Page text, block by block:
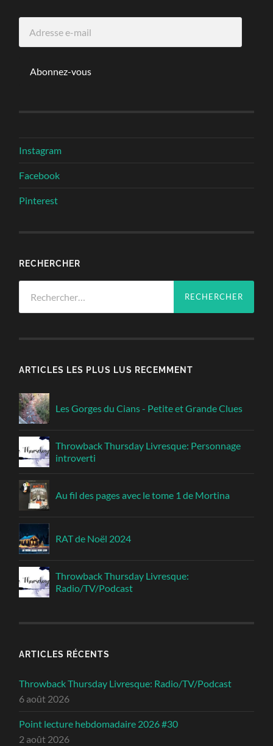
Abonnez-vous
Instagram
Facebook
Pinterest
RECHERCHER
ARTICLES LES PLUS LUS RECEMMENT
Les Gorges du Cians - Petite et Grande Clues
Throwback Thursday Livresque: Personnage
introverti
Au fil des pages avec le tome 1 de Mortina
RAT de Noël 2024
Throwback Thursday Livresque:
Radio/TV/Podcast
ARTICLES RÉCENTS
Throwback Thursday Livresque: Radio/TV/Podcast
6 août 2026
Point lecture hebdomadaire 2026 #30
2 août 2026